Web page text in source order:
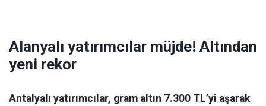
Alanyalı yatırımcılar müjde! Altından
yeni rekor
Antalyalı yatırımcılar, gram altın 7.300 TL’yi aşarak